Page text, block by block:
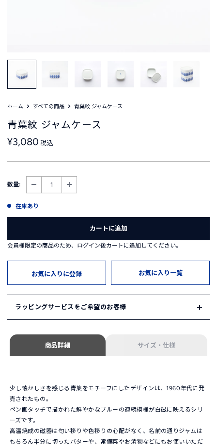
ホーム すべての商品 青葉紋 ジャムケース
青葉紋 ジャムケース
販
価
¥3,080 税込
数量:
在庫あり
カートに追加
会員様限定の商品のため、ログイン後カートに追加してください。
お気に入りに登録 お気に入り一覧
ラッピングサービスをご希望のお客様
1. ギフトセレクション
HAKUSAN SHOPが自信を持ってセレクトしたギフトセットを
2. オリジナルギフト
ご希望の組み合わせでオリジナルギフトをお選びいただけま
す。ご希望の商品と併せて以下のギフトボックスをご注文くだ
さい。
ギフトボックス単品のページはこちら
商品詳細 サイズ・仕様
少し懐かしさを感じる青葉をモチーフにしたデザインは、1960年代に発
売されたもの。
ペン画タッチで描かれた鮮やかなブルーの連続模様が白磁に映えるシリ
ーズです。
高温焼成の磁器は匂い移りや色移りの心配がなく、名前の通りジャムは
もちろん半分に切ったバターや、常備菜やお漬物などにもお使いいただ